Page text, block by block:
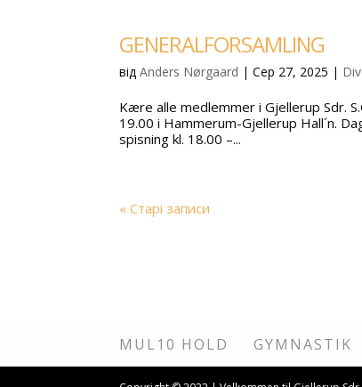
GENERALFORSAMLING
відAnders Nørgaard |Сер 27, 2025 |
Kære alle medlemmer i Gjellerup Sdr.
19.00 i Hammerum-Gjellerup Hall´n.
spisning kl. 18.00 –...
« Старі записи
MUL10 HOLD GYMNASTIK